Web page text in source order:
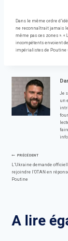
Dans le même ordre
ne reconnaîtrait jamais
même pas ces zones ».
incompétents envoient
impérialistes de Poutine
Je
un
de
PRÉCÉDENT
L’Ukraine demande
rejoindre l’OTAN en
Poutine
A lire